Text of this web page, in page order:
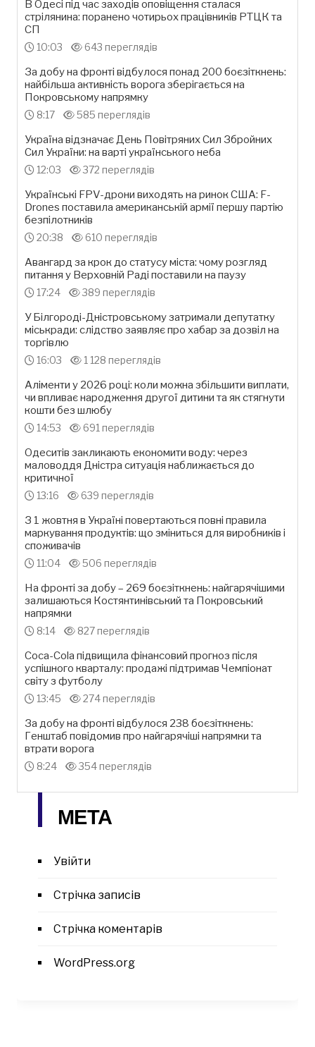
В Одесі під час заходів оповіщення сталася
стрілянина: поранено чотирьох працівників РТЦК та
СП
10:03 643 переглядів
За добу на фронті відбулося понад 200 боєзіткнень:
найбільша активність ворога зберігається на
Покровському напрямку
8:17 585 переглядів
Україна відзначає День Повітряних Сил Збройних
Сил України: на варті українського неба
12:03 372 переглядів
Українські FPV-дрони виходять на ринок США: F-
Drones поставила американській армії першу партію
безпілотників
20:38 610 переглядів
Авангард за крок до статусу міста: чому розгляд
питання у Верховній Раді поставили на паузу
17:24 389 переглядів
У Білгороді-Дністровському затримали депутатку
міськради: слідство заявляє про хабар за дозвіл на
торгівлю
16:03 1 128 переглядів
Аліменти у 2026 році: коли можна збільшити виплати,
чи впливає народження другої дитини та як стягнути
кошти без шлюбу
14:53 691 переглядів
Одеситів закликають економити воду: через
маловоддя Дністра ситуація наближається до
критичної
13:16 639 переглядів
З 1 жовтня в Україні повертаються повні правила
маркування продуктів: що зміниться для виробників і
споживачів
11:04 506 переглядів
На фронті за добу – 269 боєзіткнень: найгарячішими
залишаються Костянтинівський та Покровський
напрямки
8:14 827 переглядів
Coca-Cola підвищила фінансовий прогноз після
успішного кварталу: продажі підтримав Чемпіонат
світу з футболу
13:45 274 переглядів
За добу на фронті відбулося 238 боєзіткнень:
Генштаб повідомив про найгарячіші напрямки та
втрати ворога
8:24 354 переглядів
МЕТА
Увійти
Стрічка записів
Стрічка коментарів
WordPress.org